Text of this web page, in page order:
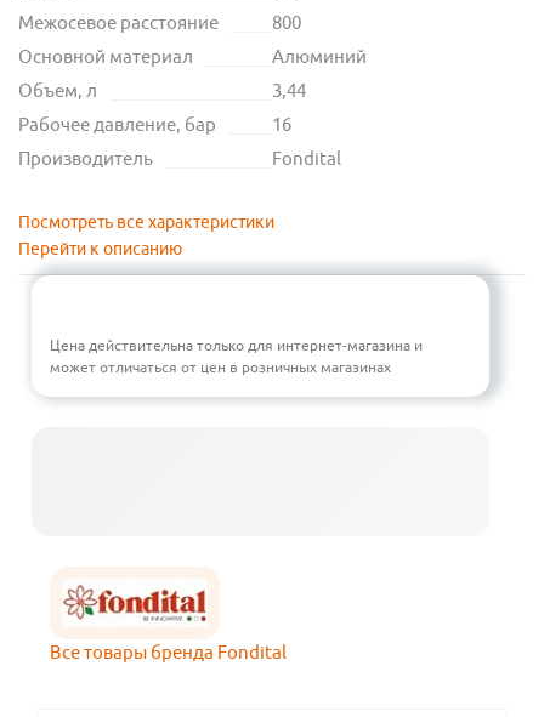
Межосевое расстояние
800
Основной материал
Алюминий
Объем, л
3,44
Рабочее давление, бар
16
Производитель
Fondital
Посмотреть все характеристики
Перейти к описанию
Цена действительна только для интернет-магазина и
может отличаться от цен в розничных магазинах
Все товары бренда Fondital